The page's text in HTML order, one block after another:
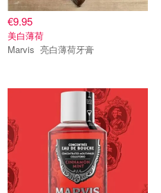
€9.95
美白薄荷
Marvis 亮白薄荷牙膏